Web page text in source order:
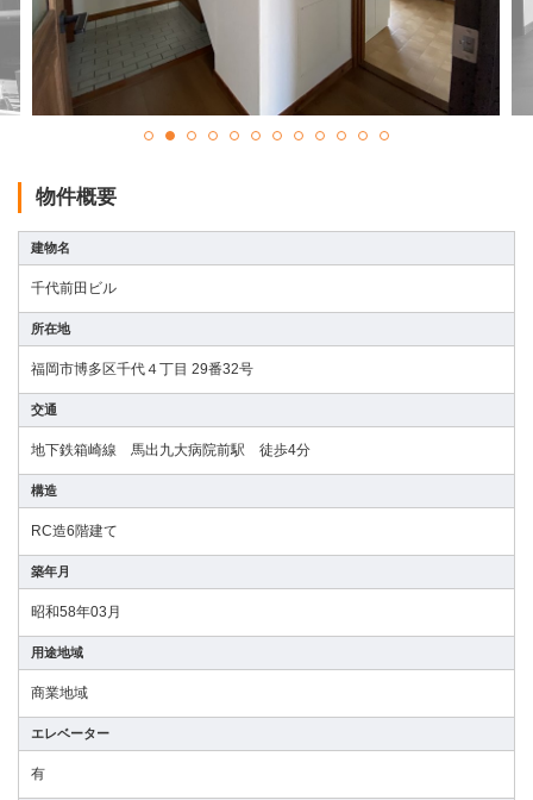
お問い合わせ
プライバシーポリシー
ブログ＆コラム
補助金情報
物件一覧
物件概要
建物名
千代前田ビル
所在地
福岡市博多区千代４丁目 29番32号
交通
地下鉄箱崎線 馬出九大病院前駅 徒歩4分
構造
RC造6階建て
築年月
昭和58年03月
用途地域
商業地域
エレベーター
有